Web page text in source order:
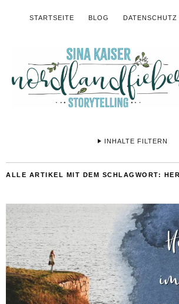
STARTSEITE BLOG DATENSCHUTZ
INHALTE FILTERN
ALLE ARTIKEL MIT DEM SCHLAGWORT: